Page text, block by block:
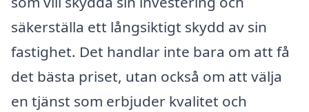
säkerställa ett långsiktigt skydd av sin
fastighet. Det handlar inte bara om att få
det bästa priset, utan också om att välja
en tjänst som erbjuder kvalitet och